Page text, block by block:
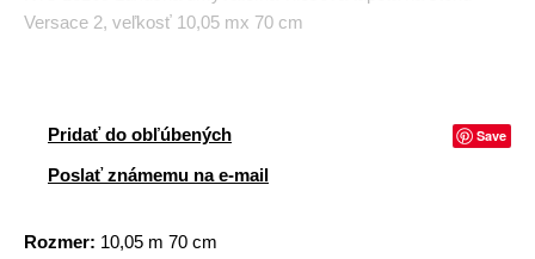
Versace 2, veľkosť 10,05 mx 70 cm
Pridať do obľúbených Save
Poslať známemu na e-mail
Rozmer: 10,05 m 70 cm